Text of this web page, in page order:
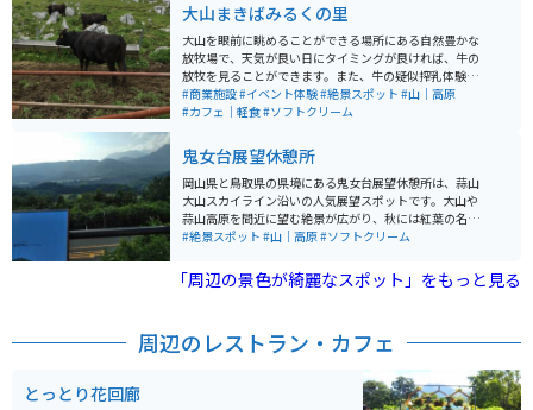
イレはありますが、売店や自動販売機はないため事前の
準備が必要です。広くはありませんが、大山の雄大な姿
を写真に収めるには絶好のスポットです。
大山まきばみるくの里
大山を眼前に眺めることができる場所にある自然豊かな
放牧場で、天気が良い日にタイミングが良ければ、牛の
放牧を見ることができます。また、牛の疑似搾乳体験も
楽しめます。ソフトクリームが濃厚ミルクで絶品なので
ぜひ食べてください。
#商業施設#イベント体験#絶景スポット #山｜高原
#カフェ｜軽食#ソフトクリーム
鬼女台展望休憩所
岡山県と鳥取県の県境にある鬼女台展望休憩所は、蒜山
大山スカイライン沿いの人気展望スポットです。大山や
蒜山高原を間近に望む絶景が広がり、秋には紅葉の名所
として多くの観光客が訪れます。敷地内にはソフトクリ
らの休憩にぴったりです。駐車場とトイレも完備されて
おり、ドライブやツーリング途中の立ち寄りスポットと
#絶景スポット #山｜高原#ソフトクリーム
「周辺の景色が綺麗なスポット」をもっと見る
周辺のレストラン・カフェ
とっとり花回廊